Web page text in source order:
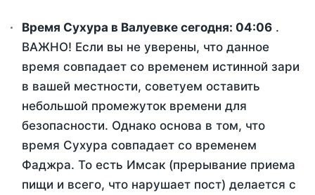
Время Сухура в Валуевке сегодня: 04:06 .
ВАЖНО! Если вы не уверены, что данное
время совпадает со временем истинной зари
в вашей местности, советуем оставить
небольшой промежуток времени для
безопасности. Однако основа в том, что
время Сухура совпадает со временем
Фаджра. То есть Имсак (прерывание приема
пищи и всего, что нарушает пост) делается с